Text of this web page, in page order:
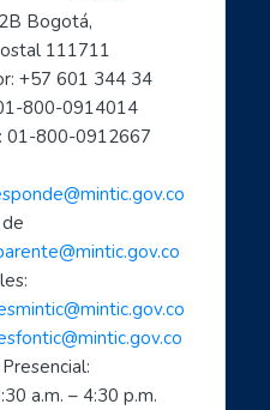
Bogotá,
111711
+57 601 344 34
800-0914014
01-800-0912667
a.m. – 4:30 p.m.